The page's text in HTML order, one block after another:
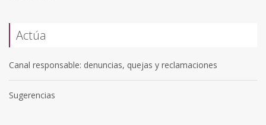
Actúa
Canal responsable: denuncias, quejas y reclamaciones
Sugerencias